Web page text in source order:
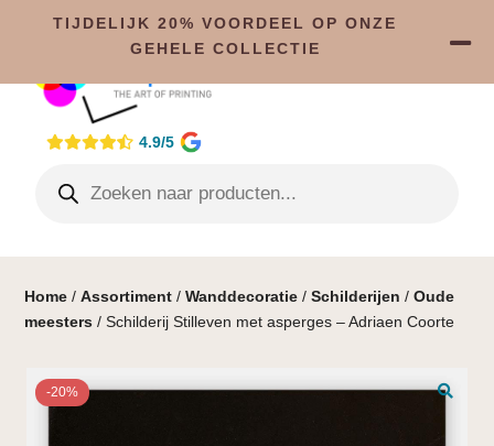
4.9/5
Home /Assortiment /Wanddecoratie /Schilderijen /Oude
meesters / Schilderij Stilleven met asperges – Adriaen Coorte
-20%
TIJDELIJK 20% VOORDEEL OP ONZE
GEHELE COLLECTIE